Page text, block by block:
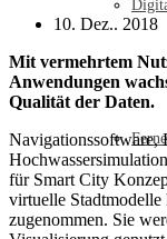
10. Dez.. 2018
Mit vermehrtem
Anwendungen
Qualität der Daten.
Navigationssoftware,
für Smart City
virtuelle Stadtmodelle
zugenommen. Sie